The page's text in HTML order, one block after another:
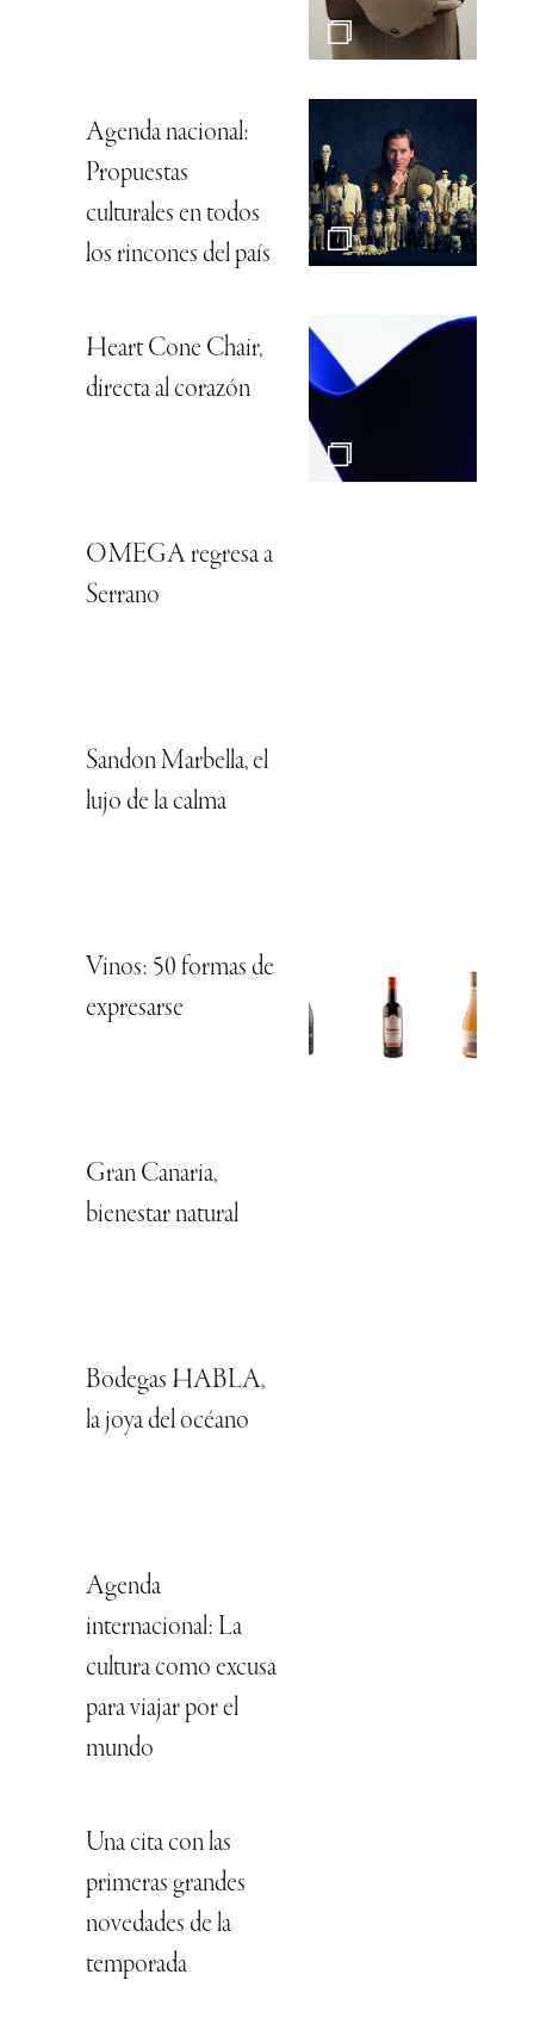
Agenda nacional:
Propuestas
culturales en todos
los rincones del país
Heart Cone Chair,
directa al corazón
OMEGA regresa a
Serrano
Sandon Marbella, el
lujo de la calma
Vinos: 50 formas de
expresarse
Gran Canaria,
bienestar natural
Bodegas HABLA,
la joya del océano
Agenda
internacional: La
cultura como excusa
para viajar por el
mundo
Una cita con las
primeras grandes
novedades de la
temporada